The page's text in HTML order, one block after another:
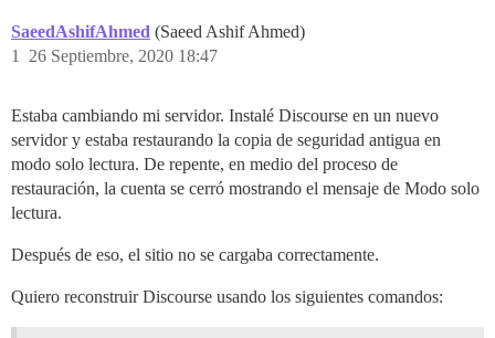
SaeedAshifAhmed (Saeed Ashif Ahmed)
26 Septiembre, 2020 18:47
1
Estaba cambiando mi servidor. Instalé Discourse en un nuevo
servidor y estaba restaurando la copia de seguridad antigua en
modo solo lectura. De repente, en medio del proceso de
restauración, la cuenta se cerró mostrando el mensaje de Modo solo
lectura.
Después de eso, el sitio no se cargaba correctamente.
Quiero reconstruir Discourse usando los siguientes comandos: